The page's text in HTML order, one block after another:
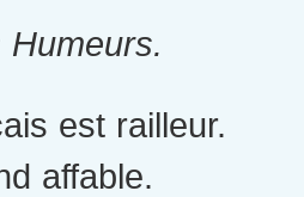
est railleur.
affable.